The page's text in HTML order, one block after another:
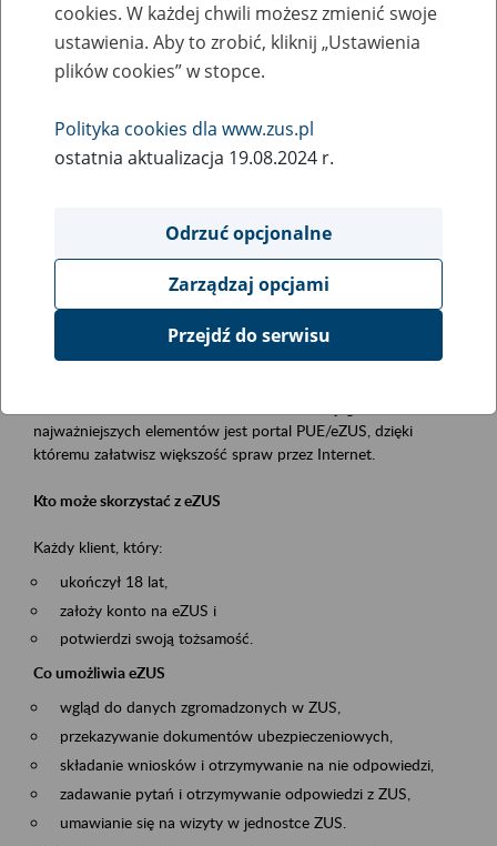
Zaproś ZUS do siebie - zakładanie profili
eZUS w siedzibie Twojej firmy
Rodzaj wydarzenia
Szkolenia
Obszar merytoryczny
obsługa klientów
Opis wydarzenia
Platforma Usług Elektronicznych ZUS eZUS
najważniejszych elementów jest portal PUE/eZUS, dzięki
któremu załatwisz większość spraw przez Internet.
Kto może skorzystać z eZUS
Każdy klient, który:
ukończył 18 lat,
założy konto na eZUS i
potwierdzi swoją tożsamość.
Co umożliwia eZUS
wgląd do danych zgromadzonych w ZUS,
przekazywanie dokumentów ubezpieczeniowych,
składanie wniosków i otrzymywanie na nie odpowiedzi,
zadawanie pytań i otrzymywanie odpowiedzi z ZUS,
umawianie się na wizyty w jednostce ZUS.
cookies. W każdej chwili możesz zmienić swoje
ustawienia. Aby to zrobić, kliknij „Ustawienia
plików cookies” w stopce.
Polityka cookies dla www.zus.pl
ostatnia aktualizacja 19.08.2024 r.
Odrzuć opcjonalne
Zarządzaj opcjami
Przejdź do serwisu